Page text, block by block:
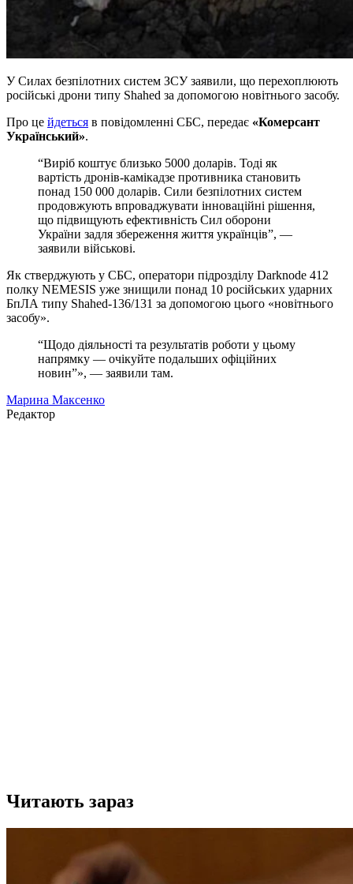
У Силах безпілотних систем ЗСУ заявили, що перехоплюють
російські дрони типу Shahed за допомогою новітнього засобу.
Про це йдеться в повідомленні СБС, передає «Комерсант
Український».
“Виріб коштує близько 5000 доларів. Тоді як
вартість дронів-камікадзе противника становить
понад 150 000 доларів. Сили безпілотних систем
продовжують впроваджувати інноваційні рішення,
що підвищують ефективність Сил оборони
України задля збереження життя українців”, —
заявили військові.
Як стверджують у СБС, оператори підрозділу Darknode 412
полку NEMESIS уже знищили понад 10 російських ударних
БпЛА типу Shahed-136/131 за допомогою цього «новітнього
засобу».
“Щодо діяльності та результатів роботи у цьому
напрямку — очікуйте подальших офіційних
новин”», — заявили там.
Марина Максенко
Редактор
Читають зараз